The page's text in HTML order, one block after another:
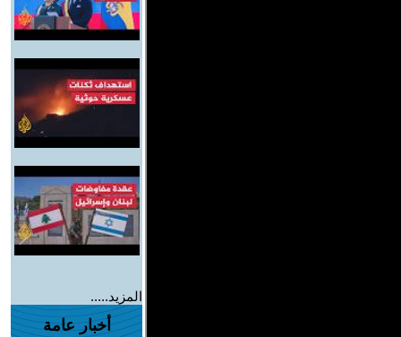
المزيد.....
أخبار عامة